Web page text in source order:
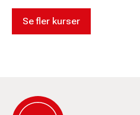
Se fler kurser